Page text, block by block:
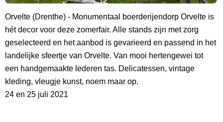
Orvelte (Drenthe) - Monumentaal boerderijendorp Orvelte is
hét decor voor deze zomerfair. Alle stands zijn met zorg
geselecteerd en het aanbod is gevarieerd en passend in het
landelijke sfeertje van Orvelte. Van mooi hertengewei tot
een handgemaakte lederen tas. Delicatessen, vintage
kleding, vleugje kunst, noem maar op.
24 en 25 juli 2021